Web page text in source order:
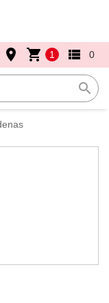
search
place shopping_cart 1 view_list 0